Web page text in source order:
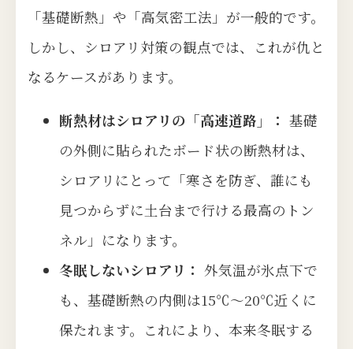
「基礎断熱」や「高気密工法」が一般的です。
しかし、シロアリ対策の観点では、これが仇と
なるケースがあります。
断熱材はシロアリの「高速道路」： 基礎
の外側に貼られたボード状の断熱材は、
シロアリにとって「寒さを防ぎ、誰にも
見つからずに土台まで行ける最高のトン
ネル」になります。
冬眠しないシロアリ： 外気温が氷点下で
も、基礎断熱の内側は15℃〜20℃近くに
保たれます。これにより、本来冬眠する